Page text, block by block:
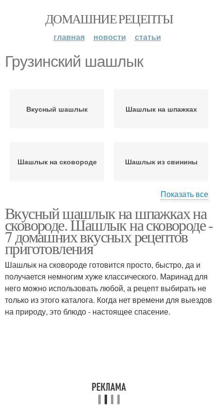
ДОМАШНИЕ РЕЦЕПТЫ
главная новости статьи
Грузинский шашлык
Вкусный шашлык Шашлык на шпажках
Шашлык на сковороде Шашлык из свинины
Шашлык на сковородке Куриный шашлык
Ингредиенты для
шашлык
Шашлык с натуральным
дымком
Показать все
Вкусный шашлык на шпажках на
сковороде. Шашлык на сковороде -
7 домашних вкусных рецептов
приготовления
Шашлык на сковороде готовится просто, быстро, да и
получается немногим хуже классического. Маринад для
него можно использовать любой, а рецепт выбирать не
только из этого каталога. Когда нет времени для выездов
на природу, это блюдо - настоящее спасение.